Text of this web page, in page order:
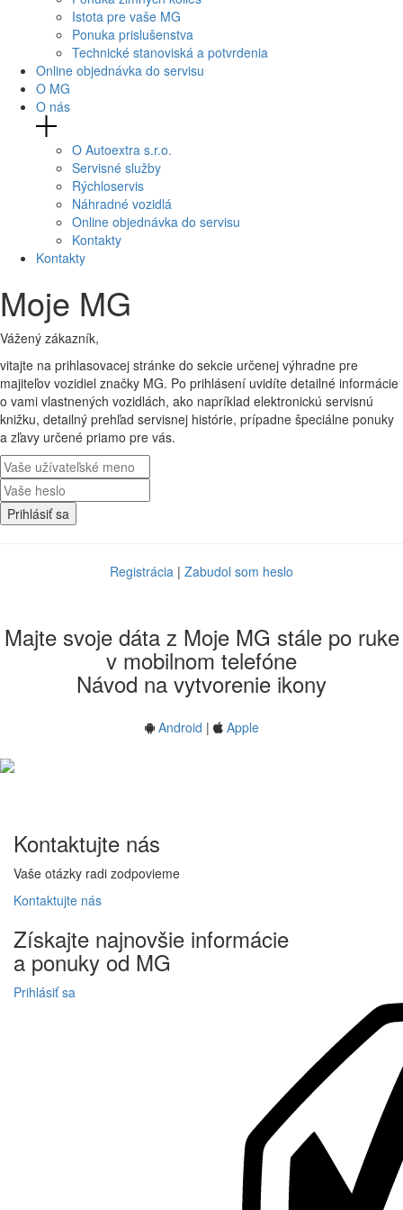
Istota pre vaše MG
Ponuka prislušenstva
Technické stanoviská a potvrdenia
Online objednávka do servisu
O MG
O nás
O Autoextra s.r.o.
Servisné služby
Rýchloservis
Náhradné vozidlá
Online objednávka do servisu
Kontakty
Kontakty
Moje MG
Vážený zákazník,
vitajte na prihlasovacej stránke do sekcie určenej výhradne pre
majiteľov vozidiel značky MG. Po prihlásení uvidíte detailné informácie
o vami vlastnených vozidlách, ako napríklad elektronickú servisnú
knižku, detailný prehľad servisnej histórie, prípadne špeciálne ponuky
a zľavy určené priamo pre vás.
Prihlásiť sa
Registrácia | Zabudol som heslo
Majte svoje dáta z Moje MG stále po ruke
v mobilnom telefóne
Návod na vytvorenie ikony
Android | Apple
Kontaktujte nás
Vaše otázky radi zodpovieme
Kontaktujte nás
Získajte najnovšie informácie
a ponuky od MG
Prihlásiť sa